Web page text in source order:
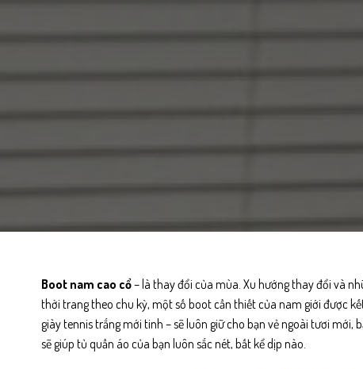
Boot nam cao cổ– là thay đổi của mùa. Xu hướng thay đổi và
thời trang theo chu kỳ, một số boot cần thiết của nam giới được
giày tennis trắng mới tinh – sẽ luôn giữ cho bạn vẻ ngoài tươi
sẽ giúp tủ quần áo của bạn luôn sắc nét, bất kể dịp nào.